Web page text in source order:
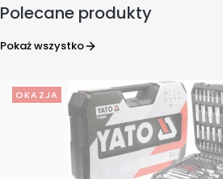
Polecane produkty
Pokaż wszystko
OKAZJA